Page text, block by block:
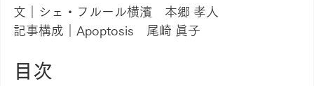
文｜シェ・フルール横濱　本郷 孝人
記事構成｜Apoptosis　尾崎 眞子
目次